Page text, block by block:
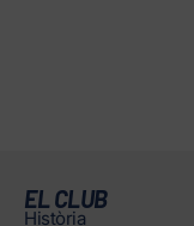
EL CLUB
Història